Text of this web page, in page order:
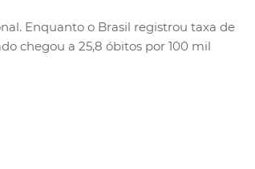
Enquanto o Brasil registrou taxa de
chegou a 25,8 óbitos por 100 mil